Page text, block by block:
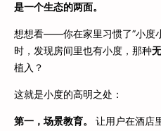
是一个生态的两面。
想想看——你在家里习惯了”小度
时，发现房间里也有小度，那种
植入？
这就是小度的高明之处：
第一，场景教育。
让用户在酒店